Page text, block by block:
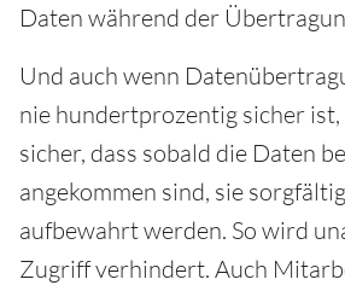
Daten während der
Und auch wenn
nie hundertprozentig sicher
sicher, dass sobald die Daten
angekommen sind, sie
aufbewahrt werden. So wird
Zugriff verhindert. Auch